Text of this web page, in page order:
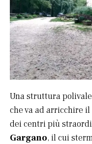
Una struttura
che va ad arricchire
dei centri più
Gargano, il cui